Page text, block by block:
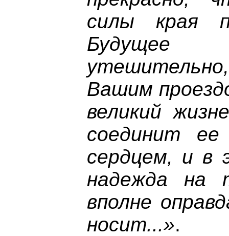
силы края
Будущее
Вашим
великий
соединит ее
сердцем, и в
надежда на
вполне
носит...».